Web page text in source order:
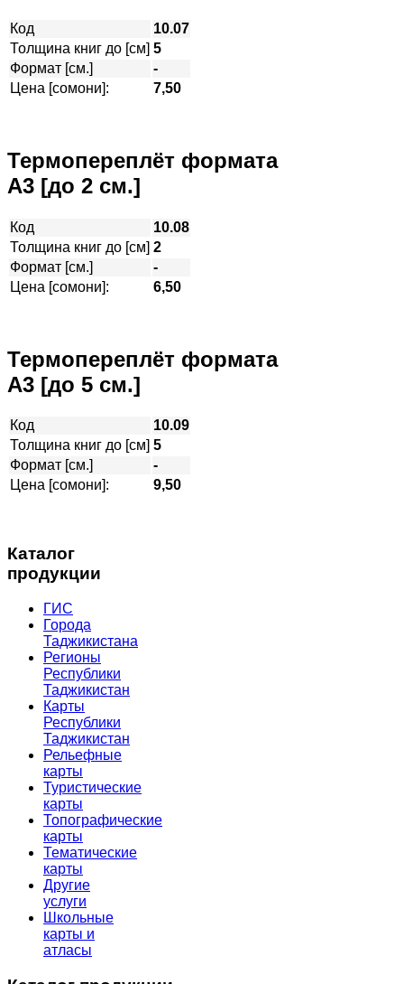
Код
10.07
Толщина книг до [см] 5
Формат [см.]
-
Цена [сомони]:
7,50
Термопереплёт формата
А3 [до 2 см.]
Код
10.08
Толщина книг до [см] 2
Формат [см.]
-
Цена [сомони]:
6,50
Термопереплёт формата
А3 [до 5 см.]
Код
10.09
Толщина книг до [см] 5
Формат [см.]
-
Цена [сомони]:
9,50
Каталог
продукции
ГИС
Города
Таджикистана
Регионы
Республики
Таджикистан
Карты
Республики
Таджикистан
Рельефные
карты
Туристические
карты
Топографические
карты
Тематические
карты
Другие
услуги
Школьные
карты и
атласы